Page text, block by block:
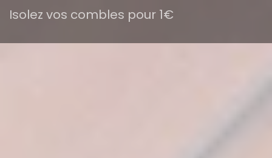
Isolez vos combles pour 1€